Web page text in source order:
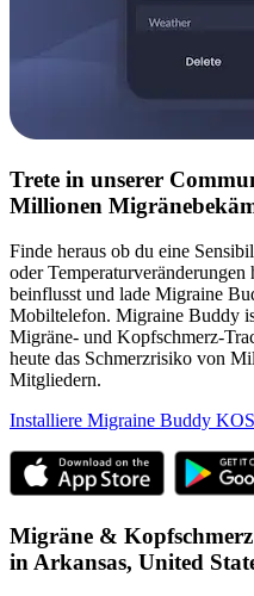
Trete in unserer
Millionen
Finde heraus ob du eine
oder
beinflusst und lade Migraine
Mobiltelefon. Migraine Buddy
Migräne- und Kopfschmerz-
heute das Schmerzrisiko von
Mitgliedern.
Installiere Migraine Buddy
Migräne &
in Arkansas, United